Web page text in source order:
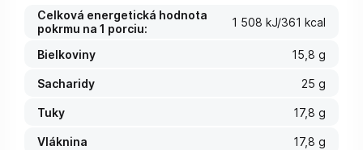
Celková energetická hodnota
pokrmu na 1 porciu:
1 508 kJ/361 kcal
Bielkoviny
15,8 g
Sacharidy
25 g
Tuky
17,8 g
Vláknina
17,8 g